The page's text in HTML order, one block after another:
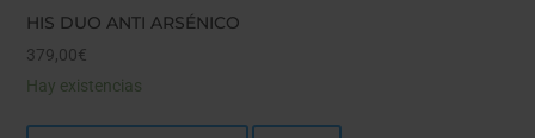
HIS DUO ANTI ARSÉNICO
379,00€
Hay existencias